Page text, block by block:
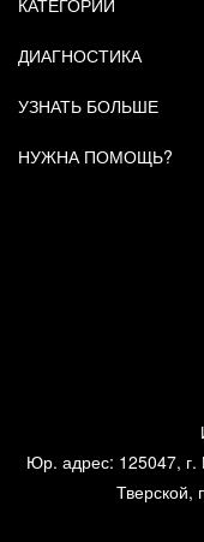
Юр. адрес: 125047, г.
Тверской,
ДИАГНОСТИКА
УЗНАТЬ БОЛЬШЕ
НУЖНА ПОМОЩЬ?